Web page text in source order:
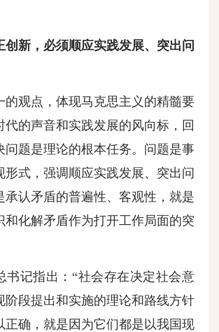
创新，必须顺应实践发展、突出问
的观点，体现马克思主义的精髓要
代的声音和实践发展的风向标，回
问题是理论的根本任务。问题是事
形式，强调顺应实践发展、突出问
承认矛盾的普遍性、客观性，就是
和化解矛盾作为打开工作局面的突
书记指出：“社会存在决定社会意
阶段提出和实施的理论和路线方针
正确，就是因为它们都是以我国现